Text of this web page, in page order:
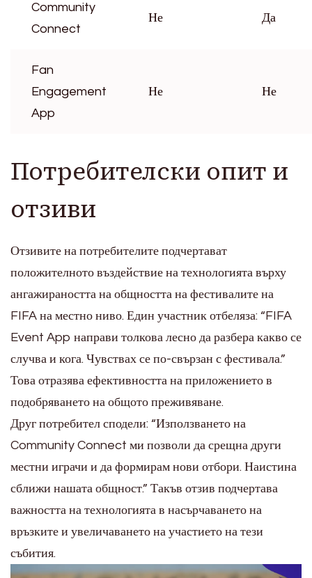
Community
Connect
Не Да
Fan
Engagement
App
Не Не
Потребителски опит и
отзиви
Отзивите на потребителите подчертават
положителното въздействие на технологията върху
ангажираността на общността на фестивалите на
FIFA на местно ниво. Един участник отбеляза: “FIFA
Event App направи толкова лесно да разбера какво се
случва и кога. Чувствах се по-свързан с фестивала.”
Това отразява ефективността на приложението в
подобряването на общото преживяване.
Друг потребител сподели: “Използването на
Community Connect ми позволи да срещна други
местни играчи и да формирам нови отбори. Наистина
сближи нашата общност.” Такъв отзив подчертава
важността на технологията в насърчаването на
връзките и увеличаването на участието на тези
събития.